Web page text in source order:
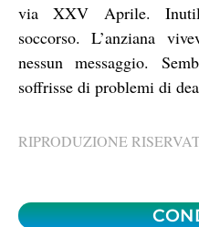
via XXV Aprile.
soccorso. L’anziana
nessun messaggio.
soffrisse di problemi di
RIPRODUZIONE